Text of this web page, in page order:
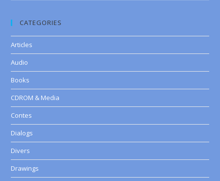
CATEGORIES
Articles
Audio
Books
CDROM & Media
Contes
Dialogs
Divers
Drawings